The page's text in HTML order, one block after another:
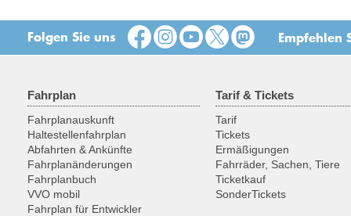
Folgen Sie uns Empfehlen
Fahrplan
Fahrplanauskunft
Haltestellenfahrplan
Abfahrten & Ankünfte
Fahrplanänderungen
Fahrplanbuch
VVO mobil
Fahrplan für Entwickler
Tarif & Tickets
Tarif
Tickets
Ermäßigungen
Fahrräder, Sachen, Tiere
Ticketkauf
SonderTickets